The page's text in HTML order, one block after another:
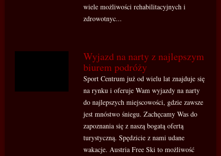
wiele możliwości rehabilitacyjnych i
zdrowotnyc...
Wyjazd na narty z najlepszym
biurem podróży
Sport Centrum już od wielu lat znajduje się
na rynku i oferuje Wam wyjazdy na narty
do najlepszych miejscowości, gdzie zawsze
jest mnóstwo śniegu. Zachęcamy Was do
zapoznania się z naszą bogatą ofertą
turystyczną. Spędzicie z nami udane
wakacje. Austria Free Ski to możliwość